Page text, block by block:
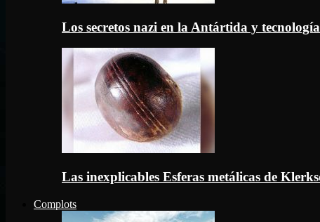
Los secretos nazi en la Antártida y
Las inexplicables Esferas metálicas de
Complots